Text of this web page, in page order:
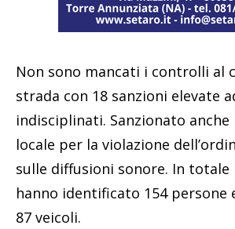
Non sono mancati i controlli al
strada con 18 sanzioni elevate
indisciplinati. Sanzionato
locale per la violazione
sulle diffusioni sonore. In totale
hanno identificato 154 persone
87 veicoli.